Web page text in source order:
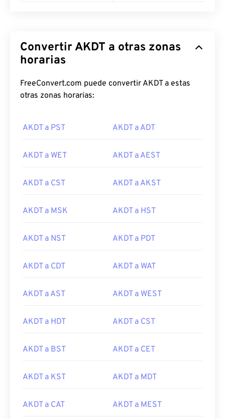
Convertir AKDT a otras zonas
horarias
FreeConvert.com puede convertir AKDT a estas
otras zonas horarias:
AKDT a PST AKDT a ADT
AKDT a WET AKDT a AEST
AKDT a CST AKDT a AKST
AKDT a MSK AKDT a HST
AKDT a NST AKDT a PDT
AKDT a CDT AKDT a WAT
AKDT a AST AKDT a WEST
AKDT a HDT AKDT a CST
AKDT a BST AKDT a CET
AKDT a KST AKDT a MDT
AKDT a CAT AKDT a MEST